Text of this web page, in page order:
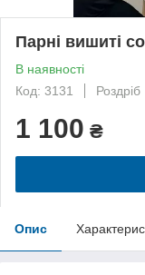
Парні вишиті
В наявності
Код: 3131
Роздріб
1 100 ₴
Опис